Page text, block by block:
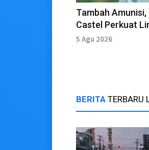
Tambah Amunisi,
Castel Perkuat
Persik Kediri
5 Agu 2026
BERITA TERBARU